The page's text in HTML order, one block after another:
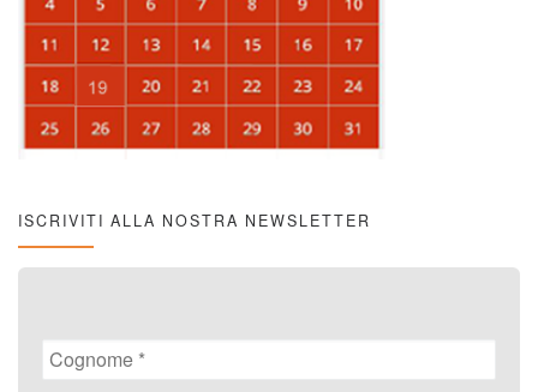
ISCRIVITI ALLA NOSTRA NEWSLETTER